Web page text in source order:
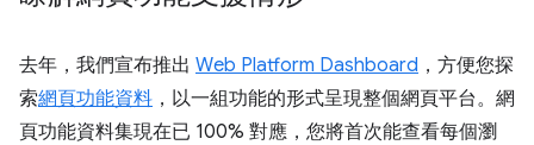
去年，我們宣布推出 Web Platform Dashboard ，方便您探
索網頁功能資料 ，以一組功能的形式呈現整個網頁平台。網
頁功能資料集現在已 100% 對應，您將首次能查看每個瀏